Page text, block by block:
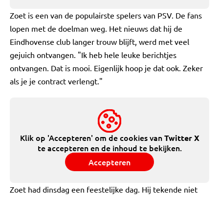
Zoet is een van de populairste spelers van PSV. De fans
lopen met de doelman weg. Het nieuws dat hij de
Eindhovense club langer trouw blijft, werd met veel
gejuich ontvangen. "Ik heb hele leuke berichtjes
ontvangen. Dat is mooi. Eigenlijk hoop je dat ook. Zeker
als je je contract verlengt."
Klik op 'Accepteren' om de cookies vanTwitter X
te accepteren en de inhoud te bekijken.
Accepteren
Zoet had dinsdag een feestelijke dag. Hij tekende niet